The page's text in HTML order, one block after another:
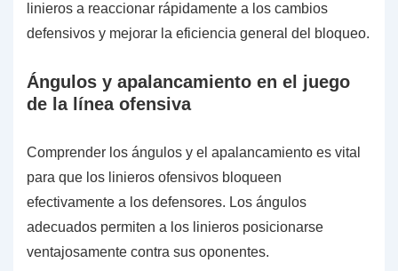
linieros a reaccionar rápidamente a los cambios
defensivos y mejorar la eficiencia general del bloqueo.
Ángulos y apalancamiento en el juego
de la línea ofensiva
Comprender los ángulos y el apalancamiento es vital
para que los linieros ofensivos bloqueen
efectivamente a los defensores. Los ángulos
adecuados permiten a los linieros posicionarse
ventajosamente contra sus oponentes.